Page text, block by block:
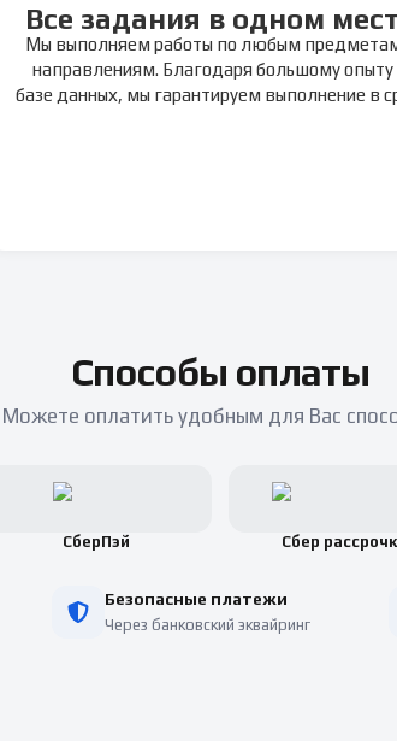
Все задания в одном
Мы выполняем работы по любым
направлениям. Благодаря большому опыту
базе данных, мы гарантируем выполнение в
Способы оплаты
Можете оплатить удобным для Вас
СберПэй Сбер
Безопасные платежи
Через банковский эквайринг